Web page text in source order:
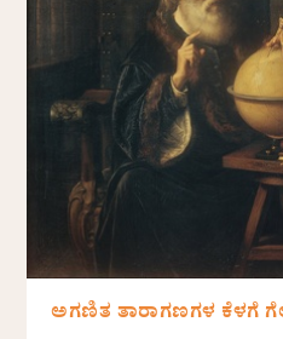
ಅಗಣಿತ ತಾರಾಗಣಗಳ ಕೆಳಗೆ